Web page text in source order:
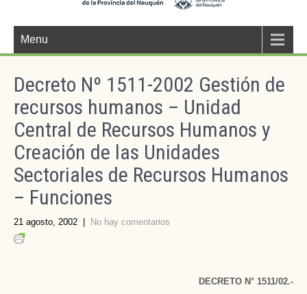
Menu
Decreto Nº 1511-2002 Gestión de
recursos humanos – Unidad
Central de Recursos Humanos y
Creación de las Unidades
Sectoriales de Recursos Humanos
– Funciones
21 agosto, 2002 No hay comentarios
DECRETO N° 1511/02.-